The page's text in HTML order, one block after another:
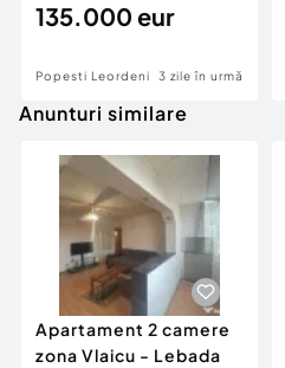
135.000 eur
Popesti Leordeni 3 zile în urmă
Anunturi similare
Apartament 2 camere
zona Vlaicu - Lebada